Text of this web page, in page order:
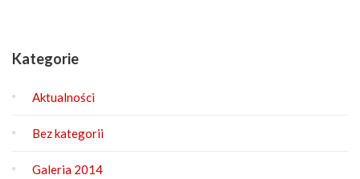
Kategorie
Aktualności
Bez kategorii
Galeria 2014